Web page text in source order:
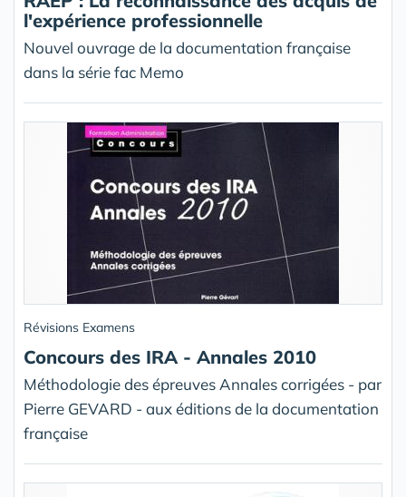
l'expérience professionnelle
Nouvel ouvrage de la documentation française
dans la série fac Memo
Révisions Examens
Concours des IRA - Annales 2010
Méthodologie des épreuves Annales corrigées - par
Pierre GEVARD - aux éditions de la documentation
française